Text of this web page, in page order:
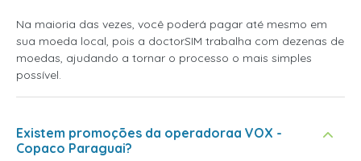
Na maioria das vezes, você poderá pagar até mesmo em
sua moeda local, pois a doctorSIM trabalha com dezenas de
moedas, ajudando a tornar o processo o mais simples
possível.
Existem promoções da operadoraa VOX -
Copaco Paraguai?